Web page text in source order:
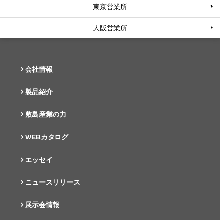
東京営業所
大阪営業所
会社情報
製品紹介
敷島産業の力
WEBカタログ
エッセイ
ニュースリリース
展示会情報